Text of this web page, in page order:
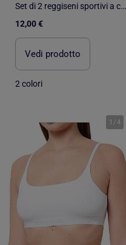
Set di 2 reggiseni sportivi a coste
12,00 €
Vedi prodotto
2 colori
1 /4